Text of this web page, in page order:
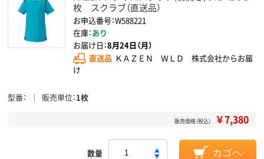
枚 スクラブ（直送品）
お申込番号：W588221
在庫：あり
お届け日：8月24日（月）
直送品 ＫＡＺＥＮ ＷＬＤ 株式会社からお届
け
型番 販売単位 1枚
販売価格（税込） ￥7,380
数量 カゴへ